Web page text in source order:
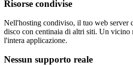
Risorse condivise
Nell'hosting condiviso, il tuo web server
disco con centinaia di altri siti. Un vicino
l'intera applicazione.
Nessun supporto reale